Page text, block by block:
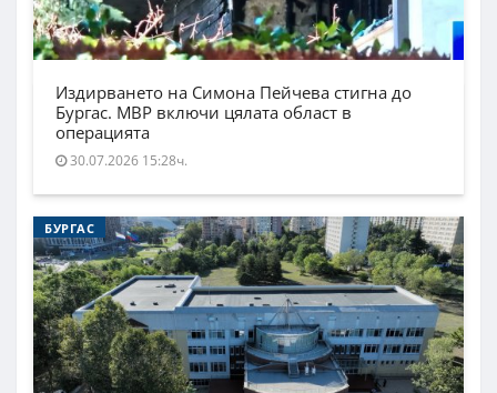
Издирването на Симона Пейчева стигна до
Бургас. МВР включи цялата област в
операцията
30.07.2026 15:28ч.
БУРГАС